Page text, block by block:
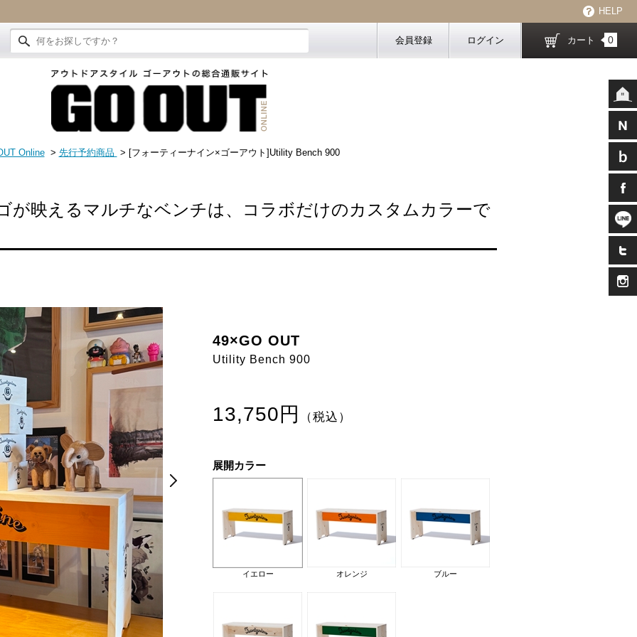
HELP
会員登録 ログイン カート 0
Online > 先行予約商品 > [フォーティーナイン×ゴーアウト]Utility Bench 900
が映えるマルチなベンチは、コラボだけのカスタムカラーで
49×GO OUT
Utility Bench 900
13,750円 （税込）
展開カラー
イエロー オレンジ ブルー